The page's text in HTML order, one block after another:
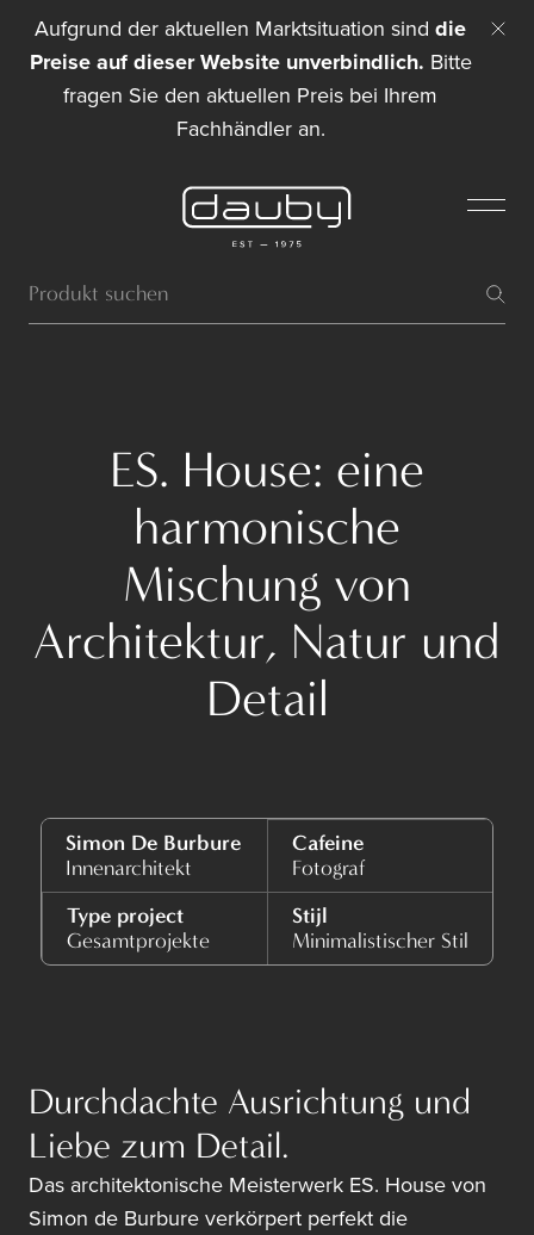
Aufgrund der aktuellen Marktsituation sind die
Preise auf dieser Website unverbindlich. Bitte
fragen Sie den aktuellen Preis bei Ihrem
Fachhändler an.
ES. House: eine
harmonische
Mischung von
Architektur, Natur und
Detail
Simon De Burbure
Innenarchitekt
Cafeine
Fotograf
Type project
Gesamtprojekte
Stijl
Minimalistischer Stil
Durchdachte Ausrichtung und
Liebe zum Detail.
Das architektonische Meisterwerk ES. House von
Simon de Burbure verkörpert perfekt die